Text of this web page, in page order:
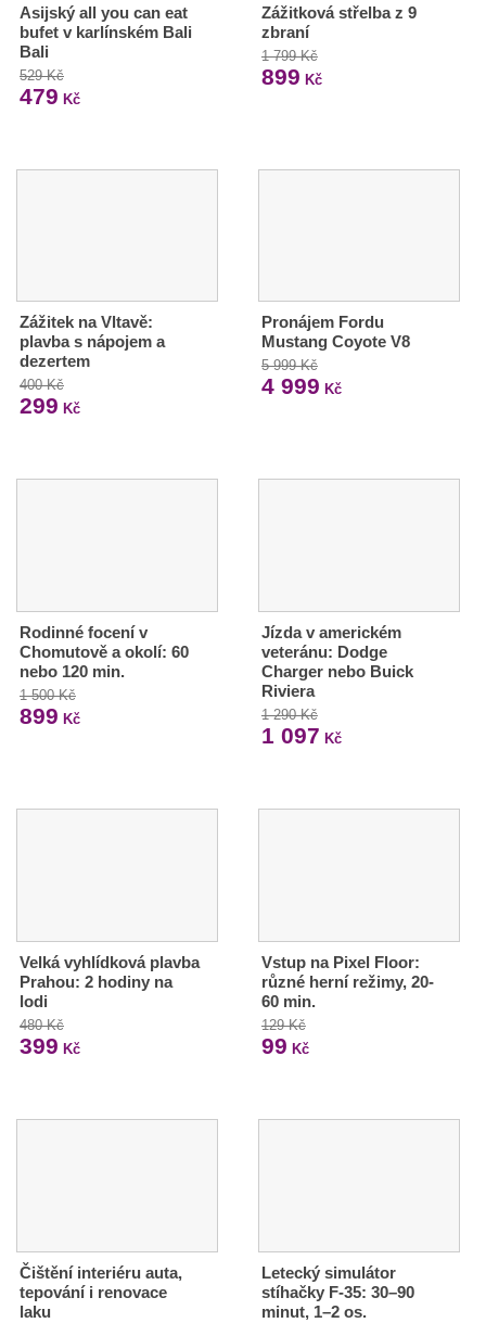
Asijský all you can eat
bufet v karlínském Bali
Bali
529 Kč
479 Kč
Zážitková střelba z 9
zbraní
1 799 Kč
899 Kč
Zážitek na Vltavě:
plavba s nápojem a
dezertem
400 Kč
299 Kč
Pronájem Fordu
Mustang Coyote V8
5 999 Kč
4 999 Kč
Rodinné focení v
Chomutově a okolí: 60
nebo 120 min.
1 500 Kč
899 Kč
Jízda v americkém
veteránu: Dodge
Charger nebo Buick
Riviera
1 290 Kč
1 097 Kč
Velká vyhlídková plavba
Prahou: 2 hodiny na
lodi
480 Kč
399 Kč
Vstup na Pixel Floor:
různé herní režimy, 20-
60 min.
129 Kč
99 Kč
Čištění interiéru auta,
tepování i renovace
laku
Letecký simulátor
stíhačky F-35: 30–90
minut, 1–2 os.